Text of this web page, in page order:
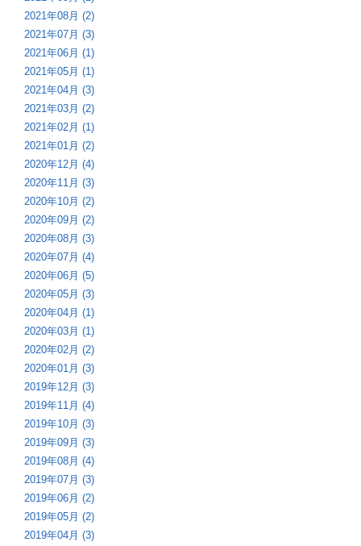
2021年08月 (2)
2021年07月 (3)
2021年06月 (1)
2021年05月 (1)
2021年04月 (3)
2021年03月 (2)
2021年02月 (1)
2021年01月 (2)
2020年12月 (4)
2020年11月 (3)
2020年10月 (2)
2020年09月 (2)
2020年08月 (3)
2020年07月 (4)
2020年06月 (5)
2020年05月 (3)
2020年04月 (1)
2020年03月 (1)
2020年02月 (2)
2020年01月 (3)
2019年12月 (3)
2019年11月 (4)
2019年10月 (3)
2019年09月 (3)
2019年08月 (4)
2019年07月 (3)
2019年06月 (2)
2019年05月 (2)
2019年04月 (3)